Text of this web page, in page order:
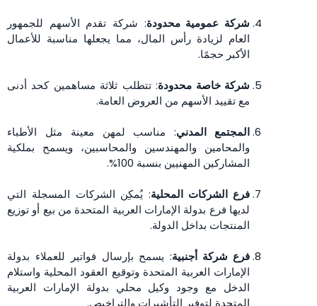
شركة عمومية محدودة: شركة تقدم الأسهم للجمهور
العام لزيادة رأس المال، مما يجعلها مناسبة للأعمال
الأكبر حجمًا.
شركة خاصة محدودة: تتطلب ثلاثة مساهمين كحد أدنى
مع تقييد الأسهم من العروض العامة.
المجتمع المدني: مناسب لمهن معينة مثل الأطباء
والمحامين والمهندسين والمحاسبين، ويسمح بملكية
المشاركين المهنيين بنسبة 100%.
فرع الشركات المحلية: يُمكِن الشركات المسجلة التي
لديها فرع بدولة الإمارات العربية المتحدة من بيع أو توزيع
المنتجات بداخل الدولة.
فرع شركة أجنبية: يسمح بإرسال فواتير للعملاء بدولة
الإمارات العربية المتحدة وتوقيع العقود المحلية واستلام
الدخل مع وجود وكيل محلي بدولة الإمارات العربية
المتحدة لتوفير التأشيرات والتراخيص.